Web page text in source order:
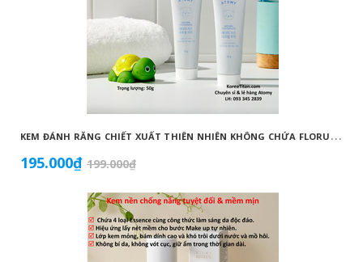
K
EM ĐÁNH RĂNG CHIẾT XUẤT THIÊN NHIÊN KHÔNG CHỨA FLORUA AN TOÀN DÀNH CHO TRẺ EM ( 50G) - ATOMY KID NATURAL TOOTHPASTE (NON FLUORIDE) - 애터미 키즈 내추럴 치약 - НАТУРАЛЬНАЯ ДЕТСКАЯ ЗУБНАЯ ПАСТА ATOMY
195.000₫ 199.000₫